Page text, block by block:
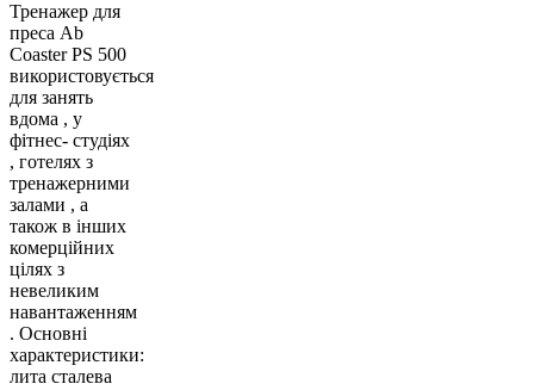
Тренажер для
преса Ab
Coaster PS 500
використовується
для занять
вдома , у
фітнес- студіях
, готелях з
тренажерними
залами , а
також в інших
комерційних
цілях з
невеликим
навантаженням
. Основні
характеристики:
лита сталева